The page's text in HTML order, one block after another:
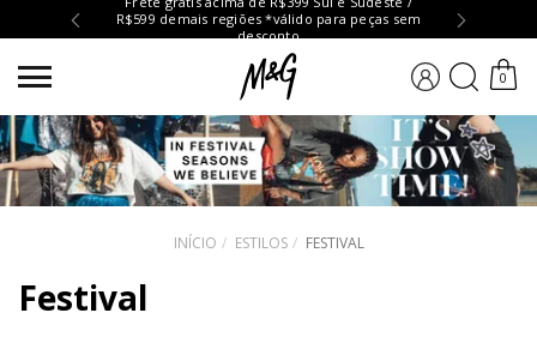
R$599 demais regiões *válido para peças sem
desconto
0
INÍCIO ESTILOS FESTIVAL
Festival